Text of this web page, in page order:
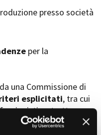
per affidamento lavori in
economia
presso società
per la
una Commissione di
esplicitati, tra cui
e strutture
e l’effettiva